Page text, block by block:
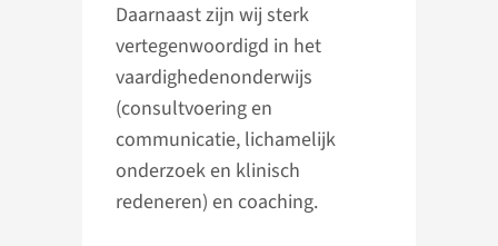
Daarnaast zijn wij sterk
vertegenwoordigd in het
vaardighedenonderwijs
(consultvoering en
communicatie, lichamelijk
onderzoek en klinisch
redeneren) en coaching.